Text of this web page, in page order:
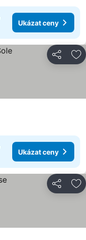
Ukázat ceny
Sdílet
Ukázat ceny
Sdílet